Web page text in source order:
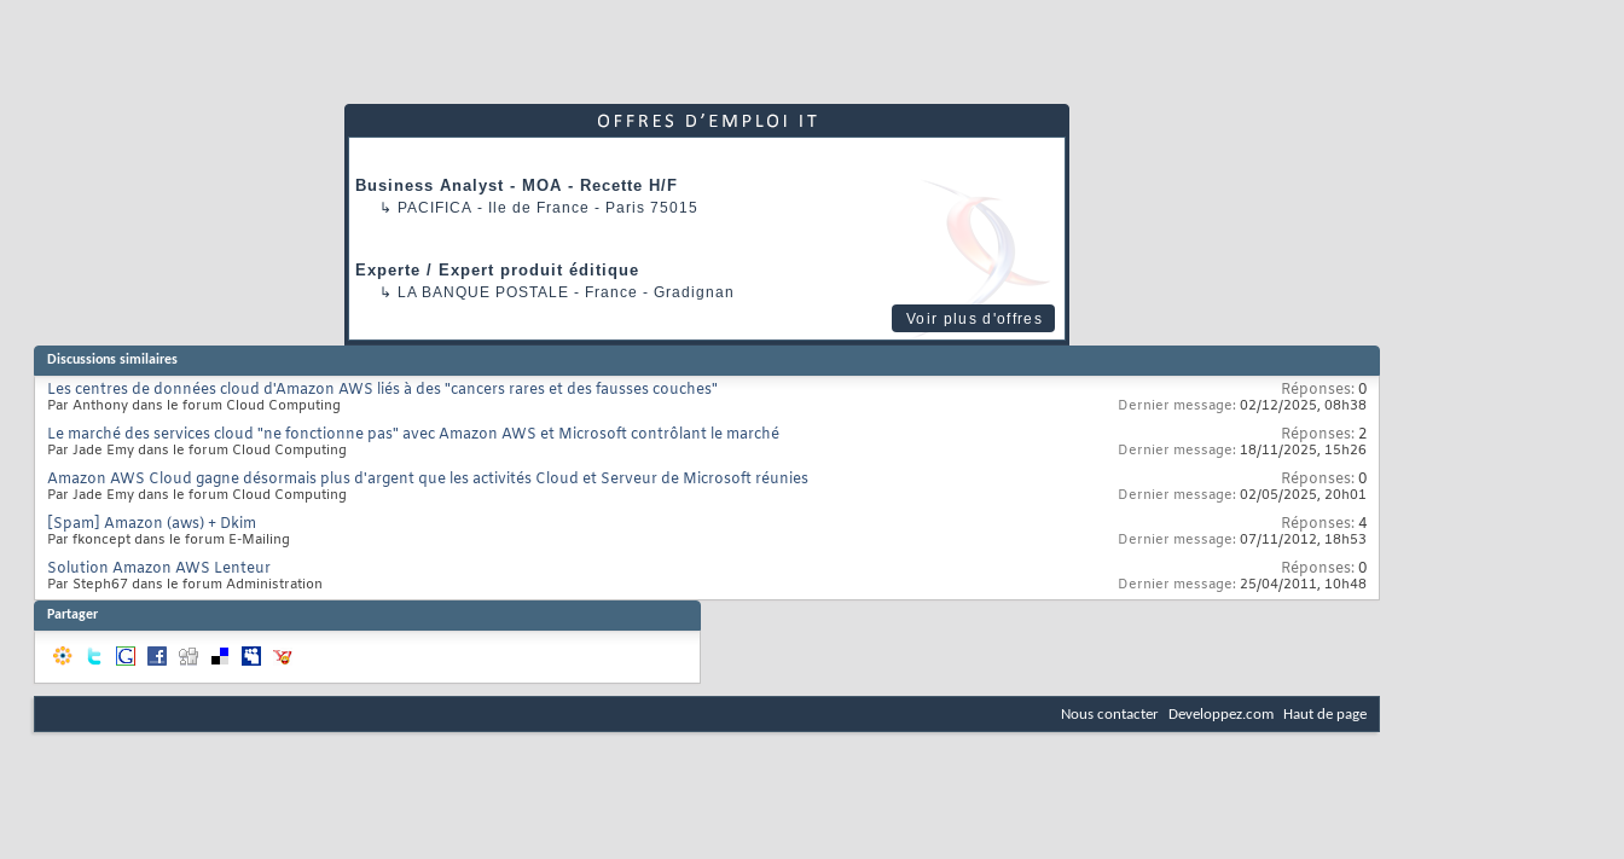
Business Analyst - MOA - Recette H/F
↳ PACIFICA - Ile de France - Paris 75015
Experte / Expert produit éditique
↳ LA BANQUE POSTALE - France - Gradignan
Voir plus d'offres
Discussions similaires
Les centres de données cloud d'Amazon AWS liés à des "cancers rares et des fausses couches"
Par Anthony dans le forum Cloud Computing
Réponses:0
Dernier message: 02/12/2025, 08h38
Le marché des services cloud "ne fonctionne pas" avec Amazon AWS et Microsoft contrôlant le marché
Par Jade Emy dans le forum Cloud Computing
Réponses: 2
Dernier message: 18/11/2025, 15h26
Amazon AWS Cloud gagne désormais plus d'argent que les activités Cloud et Serveur de Microsoft réunies
Par Jade Emy dans le forum Cloud Computing
Réponses:0
Dernier message: 02/05/2025, 20h01
[Spam] Amazon (aws) + Dkim
Par fkoncept dans le forum E-Mailing
Réponses:4
Dernier message: 07/11/2012, 18h53
Solution Amazon AWS Lenteur
Par Steph67 dans le forum Administration
Réponses:0
Dernier message: 25/04/2011, 10h48
Partager
Nous contacter Developpez.com Haut de page